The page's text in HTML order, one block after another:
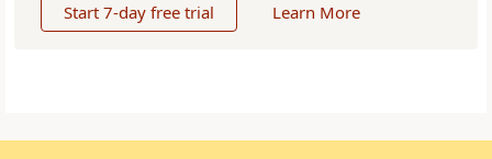
Start 7-day free trial Learn More